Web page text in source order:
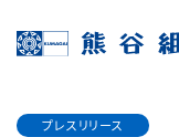
プレスリリース